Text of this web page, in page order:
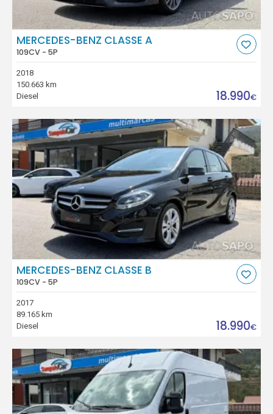
MERCEDES-BENZ CLASSE A
109CV - 5P
2018
150.663 km
Diesel
18.990€
MERCEDES-BENZ CLASSE B
109CV - 5P
2017
89.165 km
Diesel
18.990€